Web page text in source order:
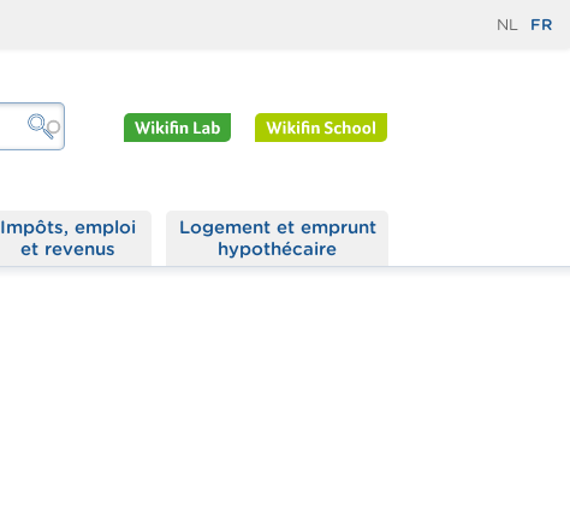
NL FR
Impôts, emploi
et revenus
Logement et emprunt
hypothécaire